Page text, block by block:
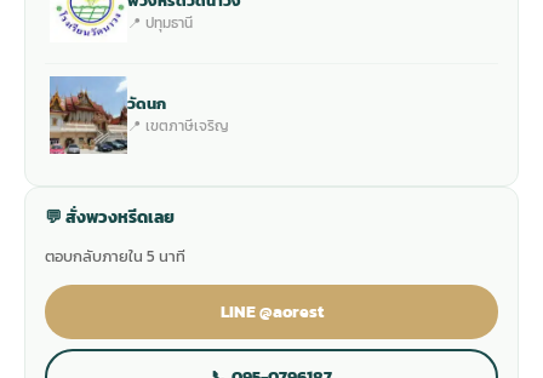
📍 ปทุมธานี
วัดนก
📍 เขตภาษีเจริญ
💬 สั่งพวงหรีดเลย
ตอบกลับภายใน 5 นาที
LINE @aorest